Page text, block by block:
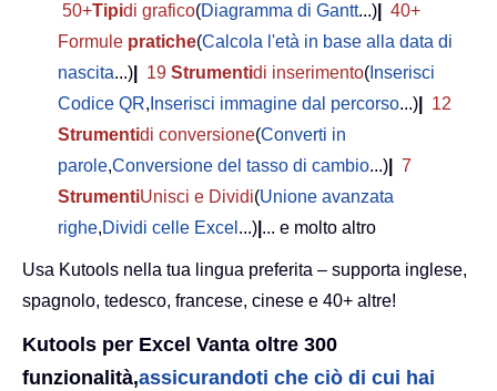
50+Tipidi grafico(Diagramma di Gantt...)
40+
Formule pratiche(Calcola l'età in base alla data di
nascita...) 19 Strumentidi inserimento( Inserisci
Codice QR, Inserisci immagine dal percorso...)
12
Strumentidi conversione(Converti in
parole,Conversione del tasso di cambio...)
7
StrumentiUnisci e Dividi(Unione avanzata
righe,Dividi celle Excel ...) ... e molto altro
Usa Kutools nella tua lingua preferita – supporta inglese,
spagnolo, tedesco, francese, cinese e 40+ altre!
Kutools per Excel Vanta oltre 300
funzionalità,assicurandoti che ciò di cui hai